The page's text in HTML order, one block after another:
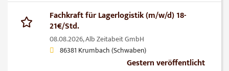
Fachkraft für Lagerlogistik (m/w/d) 18-
21€/Std.
08.08.2026,Alb Zeitabeit GmbH
86381 Krumbach (Schwaben)
Gestern veröffentlicht